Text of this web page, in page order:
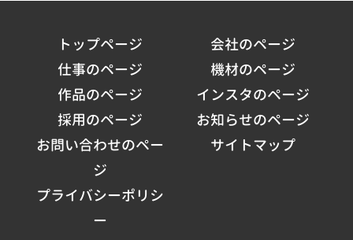
トップページ
会社のページ
仕事のページ
機材のページ
作品のページ
インスタのページ
採用のページ
お知らせのページ
お問い合わせのペー
ジ
サイトマップ
プライバシーポリシ
ー